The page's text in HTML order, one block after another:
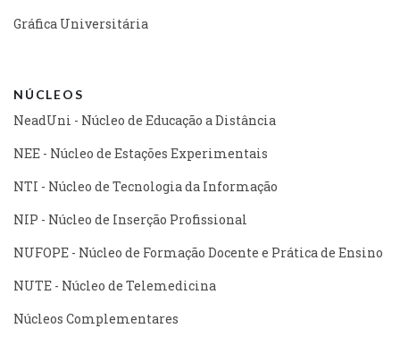
Gráfica Universitária
NÚCLEOS
NeadUni - Núcleo de Educação a Distância
NEE - Núcleo de Estações Experimentais
NTI - Núcleo de Tecnologia da Informação
NIP - Núcleo de Inserção Profissional
NUFOPE - Núcleo de Formação Docente e Prática de Ensino
NUTE - Núcleo de Telemedicina
Núcleos Complementares